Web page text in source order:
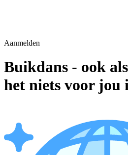
Aanmelden
Buikdans - ook
het niets voor jou